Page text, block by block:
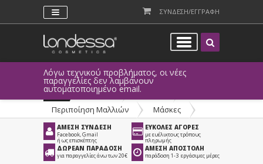
ΣΥΝΔΕΣΗ/ΕΓΓΡΑΦΗ
Λόγω τεχνικού προβλήματος, οι νέες
παραγγελίες δεν λαμβάνουν
αυτοματοποιημένο email.
Προϊόντα > Μαλλιά
Περιποίηση Μαλλιών
> Μάσκες
ΑΜΕΣΗ ΣΥΝΔΕΣΗ
Facebook, Gmail
ή ως επισκέπτης
ΕΥΚΟΛΕΣ ΑΓΟΡΕΣ
με ευέλικτους τρόπους
πληρωμής
ΔΩΡΕΑΝ ΠΑΡΑΔΟΣΗ
για παραγγελίες άνω των 20€
ΑΜΕΣΗ ΑΠΟΣΤΟΛΗ
παράδοση 1-3 εργάσιμες μέρες